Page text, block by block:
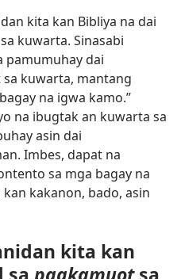
kita kan Bibliya na dai
kuwarta. Sinasabi
pamumuhay dai
kuwarta, mantang
na igwa kamo.”
na ibugtak an kuwarta sa
asin dai
Imbes, dapat na
sa mga bagay na
kakanon, bado, asin
kita kan